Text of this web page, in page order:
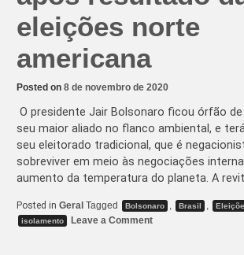
eleições norte
americana
Posted on 8 de novembro de 2020
O presidente Jair Bolsonaro ficou órfão de
seu maior aliado no flanco ambiental, e
seu eleitorado tradicional, que é
sobreviver em meio às negociações
aumento da temperatura do planeta. A
Posted in Geral Tagged Bolsonaro Brasil
isolamento Leave a Commenton